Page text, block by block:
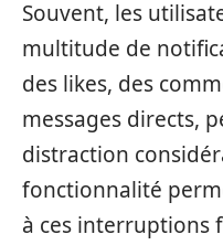
Souvent, les
multitude de
des likes, des
messages directs,
distraction
fonctionnalité
à ces interruptions